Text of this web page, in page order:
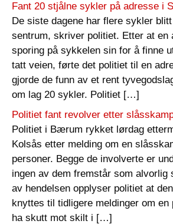
Fant 20 stjålne sykler på adresse i
De siste dagene har flere sykler
sentrum, skriver politiet. Etter at en
sporing på sykkelen sin for å finne
tatt veien, førte det politiet til en
gjorde de funn av et rent
om lag 20 sykler. Politiet […]
Politiet fant revolver etter
Politiet i Bærum rykket lørdag
Kolsås etter melding om en
personer. Begge de involverte er
ingen av dem fremstår som alvorlig
av hendelsen opplyser politiet at
knyttes til tidligere meldinger om en
ha skutt mot skilt i […]